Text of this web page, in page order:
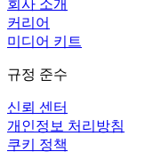
회사 소개
커리어
미디어 키트
규정 준수
신뢰 센터
개인정보 처리방침
쿠키 정책